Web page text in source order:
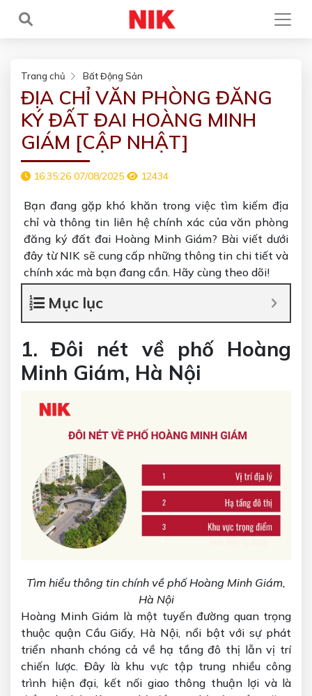
Trang chủ Bất Động Sản
ĐỊA CHỈ VĂN PHÒNG ĐĂNG
KÝ ĐẤT ĐAI HOÀNG MINH
GIÁM [CẬP NHẬT]
16:35:26 07/08/2025 12434
Bạn đang gặp khó khăn trong việc tìm kiếm địa
chỉ và thông tin liên hệ chính xác của văn phòng
đăng ký đất đai Hoàng Minh Giám? Bài viết dưới
đây từ NIK sẽ cung cấp những thông tin chi tiết và
chính xác mà bạn đang cần. Hãy cùng theo dõi!
Mục lục
1. Đôi nét về phố Hoàng
Minh Giám, Hà Nội
Tìm hiểu thông tin chính về phố Hoàng Minh Giám,
Hà Nội
Hoàng Minh Giám là một tuyến đường quan trọng
thuộc quận Cầu Giấy, Hà Nội, nổi bật với sự phát
triển nhanh chóng cả về hạ tầng đô thị lẫn vị trí
chiến lược. Đây là khu vực tập trung nhiều công
trình hiện đại, kết nối giao thông thuận lợi và là